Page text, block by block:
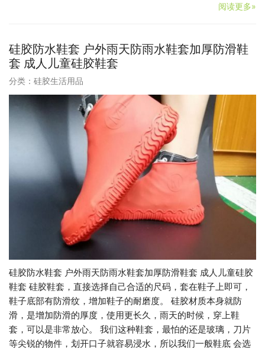
阅读更多»
硅胶防水鞋套 户外雨天防雨水鞋套加厚防滑鞋
套 成人儿童硅胶鞋套
分类： 硅胶生活用品
硅胶防水鞋套 户外雨天防雨水鞋套加厚防滑鞋套 成人儿童硅胶
鞋套 硅胶鞋套，直接选择自己合适的尺码，套在鞋子上即可，
鞋子底部有防滑纹，增加鞋子的耐磨度。 硅胶材质本身就防
滑，是增加防滑的厚度，使用更长久，雨天的时候，穿上鞋
套，可以是非常放心。 我们这种鞋套，最怕的还是玻璃，刀片
等尖锐的物件，划开口子就容易浸水，所以我们一般鞋底 会选